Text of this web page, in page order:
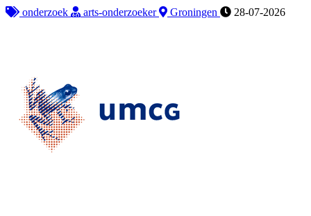
onderzoek
arts-onderzoeker Groningen 28-07-2026